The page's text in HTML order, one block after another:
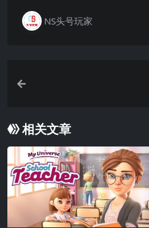
NS头号玩家
相关文章